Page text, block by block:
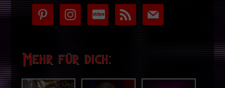
pinterest instagramcc-
stripe
rss mail
Mehr für dich: